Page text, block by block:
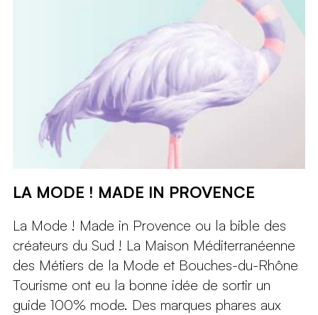
LA MODE ! MADE IN PROVENCE
La Mode ! Made in Provence ou la bible des
créateurs du Sud ! La Maison Méditerranéenne
des Métiers de la Mode et Bouches-du-Rhône
Tourisme ont eu la bonne idée de sortir un
guide 100% mode. Des marques phares aux